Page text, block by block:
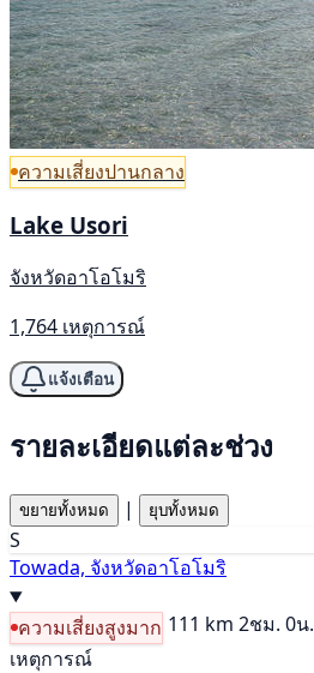
ความเสี่ยงปานกลาง
Lake Usori
จังหวัดอาโอโมริ
1,764 เหตุการณ์
แจ้งเตือน
รายละเอียดแต่ละช่วง
ขยายทั้งหมด | ยุบทั้งหมด
S
Towada, จังหวัดอาโอโมริ
ความเสี่ยงสูงมาก 111 km 2ชม. 0น.
เหตุการณ์